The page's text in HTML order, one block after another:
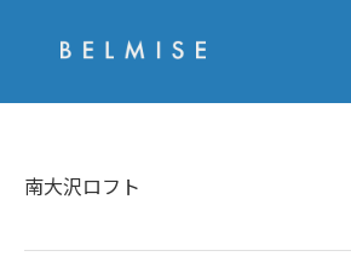
南大沢ロフト